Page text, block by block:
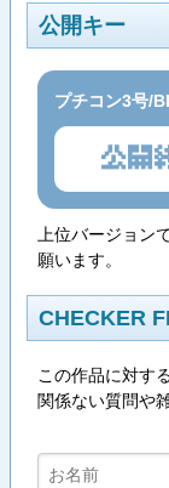
公開キー
プチコン3号/
公開
上位バージョン
願います。
CHECKER
この作品に対す
関係ない質問や